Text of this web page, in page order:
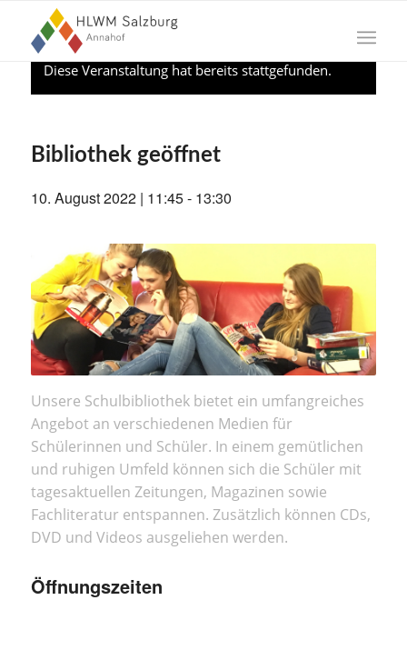
Diese Veranstaltung hat bereits stattgefunden.
Bibliothek geöffnet
10. August 2022 | 11:45- 13:30
Unsere Schulbibliothek bietet ein umfangreiches
Angebot an verschiedenen Medien für
Schülerinnen und Schüler. In einem gemütlichen
und ruhigen Umfeld können sich die Schüler mit
tagesaktuellen Zeitungen, Magazinen sowie
Fachliteratur entspannen. Zusätzlich können CDs,
DVD und Videos ausgeliehen werden.
Öffnungszeiten